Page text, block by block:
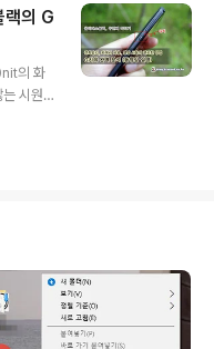
(WiFi)
LG 유
개인이
딜가나
, WiFi
만 들이
랙의 G
의 화
시원
. 옵티
하게
하기,
. 터치키
하는
는 것이